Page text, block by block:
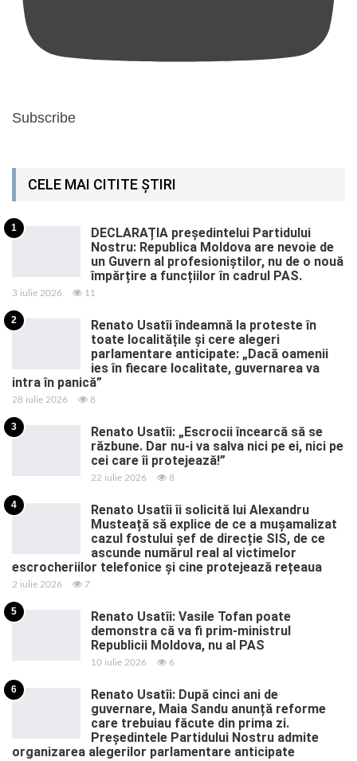
Subscribe
CELE MAI CITITE ȘTIRI
1
DECLARAȚIA președintelui Partidului
Nostru: Republica Moldova are nevoie de
un Guvern al profesioniștilor, nu de o nouă
împărțire a funcțiilor în cadrul PAS.
3 iulie 2026 11
2
Renato Usatîi îndeamnă la proteste în
toate localitățile și cere alegeri
parlamentare anticipate: „Dacă oamenii
ies în fiecare localitate, guvernarea va
intra în panică”
28 iulie 2026 8
3
Renato Usatîi: „Escrocii încearcă să se
răzbune. Dar nu-i va salva nici pe ei, nici pe
cei care îi protejează!”
22 iulie 2026 8
4
Renato Usatîi îi solicită lui Alexandru
Musteață să explice de ce a mușamalizat
cazul fostului șef de direcție SIS, de ce
ascunde numărul real al victimelor
escrocheriilor telefonice și cine protejează rețeaua
2 iulie 2026 7
5
Renato Usatîi: Vasile Tofan poate
demonstra că va fi prim-ministrul
Republicii Moldova, nu al PAS
10 iulie 2026 6
6
Renato Usatîi: După cinci ani de
guvernare, Maia Sandu anunță reforme
care trebuiau făcute din prima zi.
Președintele Partidului Nostru admite
organizarea alegerilor parlamentare anticipate